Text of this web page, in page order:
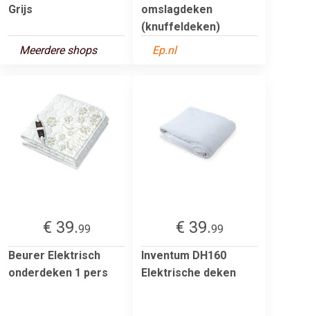
Grijs
Meerdere shops
omslagdeken
(knuffeldeken)
Ep.nl
€ 39.99
Beurer Elektrisch
onderdeken 1 pers
€ 39.99
Inventum DH160
Elektrische deken